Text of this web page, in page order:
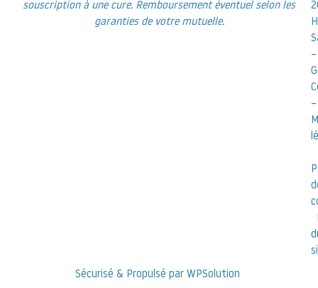
souscription à une cure. Remboursement éventuel selon les
garanties de votre mutuelle.
–
–
Sécurisé & Propulsé par WPSolution